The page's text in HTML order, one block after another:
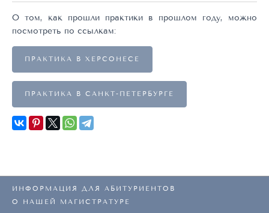
О том, как прошли практики в прошлом году, можно
посмотреть по ссылкам:
ПРАКТИКА В ХЕРСОНЕСЕ
ПРАКТИКА В САНКТ-ПЕТЕРБУРГЕ
ИНФОРМАЦИЯ ДЛЯ АБИТУРИЕНТОВ
О НАШЕЙ МАГИСТРАТУРЕ